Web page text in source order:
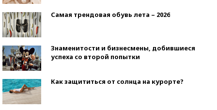
Самая трендовая обувь лета – 2026
Знаменитости и бизнесмены, добившиеся
успеха со второй попытки
Как защититься от солнца на курорте?